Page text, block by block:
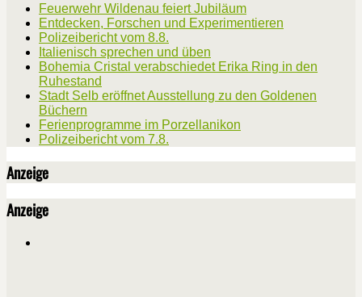
Feuerwehr Wildenau feiert Jubiläum
Entdecken, Forschen und Experimentieren
Polizeibericht vom 8.8.
Italienisch sprechen und üben
Bohemia Cristal verabschiedet Erika Ring in den
Ruhestand
Stadt Selb eröffnet Ausstellung zu den Goldenen
Büchern
Ferienprogramme im Porzellanikon
Polizeibericht vom 7.8.
Anzeige
Anzeige